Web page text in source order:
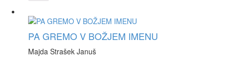
PA GREMO V BOŽJEM IMENU
Majda Strašek Januš